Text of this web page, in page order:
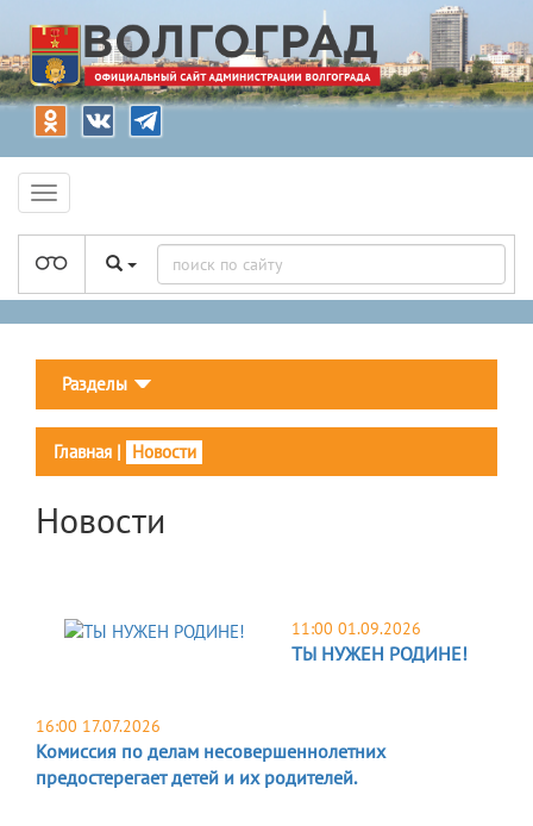
Разделы
Главная | Новости
Новости
11:00 01.09.2026
ТЫ НУЖЕН РОДИНЕ!
16:00 17.07.2026
Комиссия по делам несовершеннолетних
предостерегает детей и их родителей.